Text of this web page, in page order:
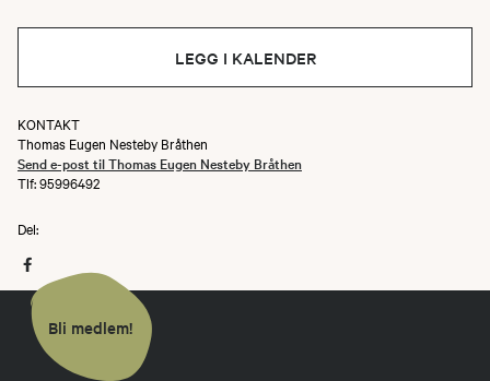
LEGG I KALENDER
KONTAKT
Thomas Eugen Nesteby Bråthen
Send e-post til Thomas Eugen Nesteby Bråthen
Tlf: 95996492
Del:
Bli medlem!